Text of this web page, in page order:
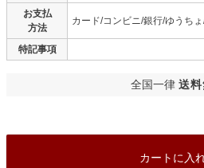
カートに入
お支払
方法
カード/コンビニ/銀行/ゆうち
特記事項
全国一律 送